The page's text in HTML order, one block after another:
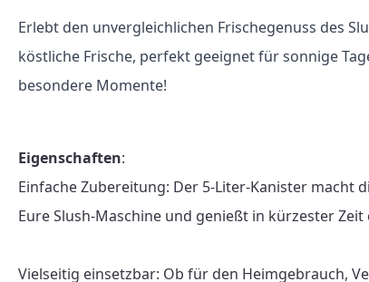
Erlebt den unvergleichlichen Frischegenuss des
köstliche Frische, perfekt geeignet für sonnige
besondere Momente!
Eigenschaften:
Einfache Zubereitung: Der 5-Liter-Kanister macht
Eure Slush-Maschine und genießt in kürzester
Vielseitig einsetzbar: Ob für den Heimgebrauch,